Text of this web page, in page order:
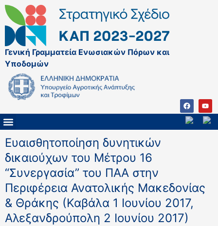
Γενική Γραμματεία Ενωσιακών Πόρων και
Υποδομών
Ευαισθητοποίηση δυνητικών
δικαιούχων του Μέτρου 16
“Συνεργασία” του ΠΑΑ στην
Περιφέρεια Ανατολικής Μακεδονίας
& Θράκης (Καβάλα 1 Ιουνίου 2017,
Αλεξανδρούπολη 2 Ιουνίου 2017)